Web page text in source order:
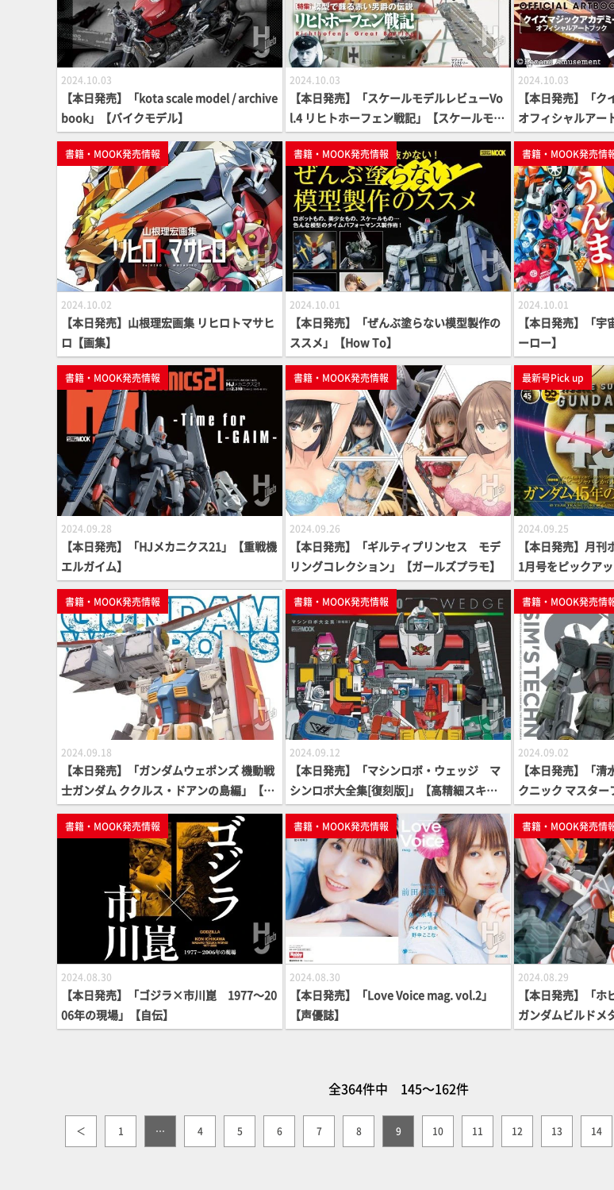
2024.10.03
【本日発売】「kota scale model / archive
book」【バイクモデル】
2024.10.03
【本日発売】「スケールモデルレビューVo
l.4 リヒトホーフェン戦記」【スケールモデ
ル】
2024.10.03
【本日発売】「
オフィシャルアー
ゲーム】
書籍・MOOK発売情報
2024.10.02
【本日発売】山根理宏画集 リヒロトマサヒ
ロ【画集】
書籍・MOOK発売情報
2024.10.01
【本日発売】「ぜんぶ塗らない模型製作の
ススメ」【How To】
書籍・MOOK発売情
2024.10.01
【本日発売】「
ーロー】
書籍・MOOK発売情報
2024.09.28
【本日発売】「HJメカニクス21」【重戦機
エルガイム】
書籍・MOOK発売情報
2024.09.26
【本日発売】「ギルティプリンセス モデ
リングコレクション」【ガールズプラモ】
最新号Pick up
2024.09.25
【本日発売】月
1月号をピックアッ
書籍・MOOK発売情報
2024.09.18
【本日発売】「ガンダムウェポンズ 機動戦
士ガンダム ククルス・ドアンの島編」【ガ
ンダムMOOK】
書籍・MOOK発売情報
2024.09.12
【本日発売】「マシンロボ・ウェッジ マ
シンロボ大全集[復刻版]」【高精細スキャ
ン】
書籍・MOOK発売情
2024.09.02
【本日発売】「
クニック マスタ
IQUE FILE」【
書籍・MOOK発売情報
2024.08.30
【本日発売】「ゴジラ×市川崑 1977～20
06年の現場」【自伝】
書籍・MOOK発売情報
2024.08.30
【本日発売】「Love Voice mag. vol.2」
【声優誌】
書籍・MOOK発売情
2024.08.29
【本日発売】「
ガンダムビルドメ
全364件中 145～162件
＜ 1 … 4 5 6 7 8 9 10 11 12 13 14